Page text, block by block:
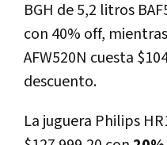
BGH de 5,2 litros
con 40% off,
AFW520N cuesta
descuento.
La juguera Philips